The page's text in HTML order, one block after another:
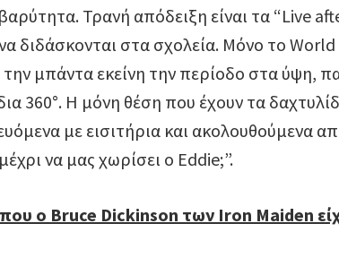
Τρανή απόδειξη είναι τα “Live
διδάσκονται στα σχολεία. Μόνο το
μπάντα εκείνη την περίοδο στα ύψη,
360°. Η μόνη θέση που έχουν τα
με εισιτήρια και ακολουθούμενα
να μας χωρίσει ο Eddie;”.
ο Bruce Dickinson των Iron Maiden